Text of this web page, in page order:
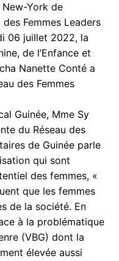
York de
Femmes Leaders
06 juillet 2022, la
de l’Enfance et
Nanette Conté a
des Femmes
Guinée, Mme Sy
du Réseau des
de Guinée parle
qui sont
des femmes, «
que les femmes
de la société. En
à la problématique
(VBG) dont la
élevée aussi